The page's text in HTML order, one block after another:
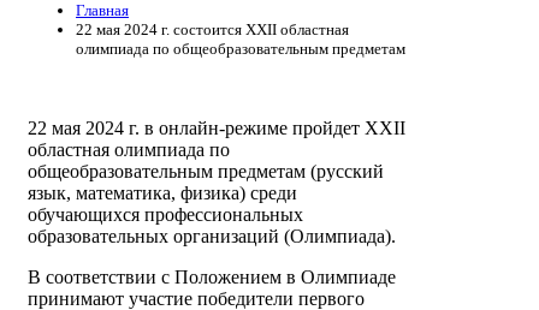
Главная
22 мая 2024 г. состоится XXII областная
олимпиада по общеобразовательным предметам
22 мая 2024 г. в онлайн-режиме пройдет XXII
областная олимпиада по
общеобразовательным предметам (русский
язык, математика, физика) среди
обучающихся профессиональных
образовательных организаций (Олимпиада).
В соответствии с Положением в Олимпиаде
принимают участие победители первого